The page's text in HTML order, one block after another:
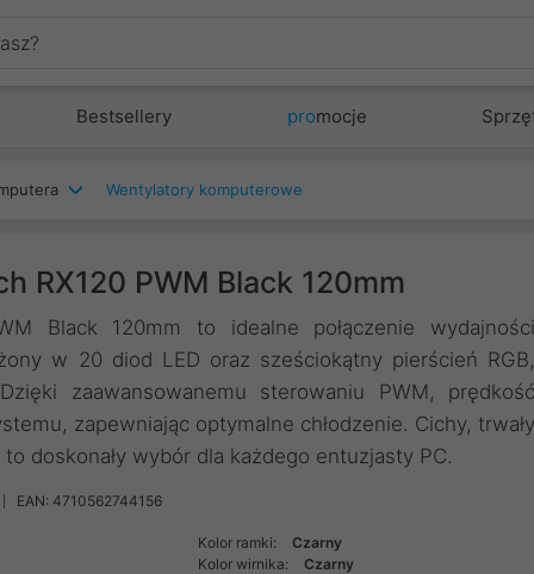
Bestsellery promocje
Wentylatory komputerowe
RX120 PWM Black 120mm
Black 120mm to idealne połączenie wydajności
w 20 diod LED oraz sześciokątny pierścień RGB,
zaawansowanemu sterowaniu PWM, prędkość
zapewniając optymalne chłodzenie. Cichy, trwały
doskonały wybór dla każdego entuzjasty PC.
EAN: 4710562744156
Kolor ramki:
Czarny
Kolor wirnika:
Czarny